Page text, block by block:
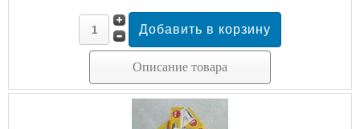
Описание товара